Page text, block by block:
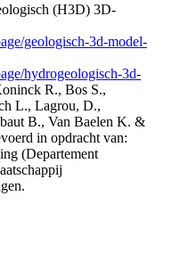
(H3D) 3D-
geologisch-3d-model-
hydrogeologisch-3d-
R., Bos S.,
L., Lagrou, D.,
B., Van Baelen K. &
in opdracht van:
(Departement